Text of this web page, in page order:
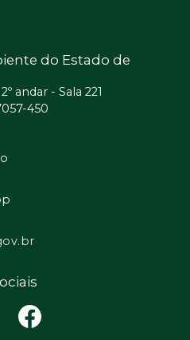
do Estado de
andar - Sala 221
450